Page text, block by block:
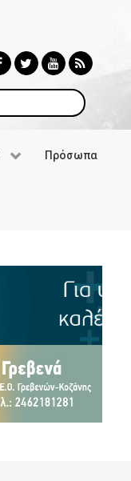
Πρόσωπα